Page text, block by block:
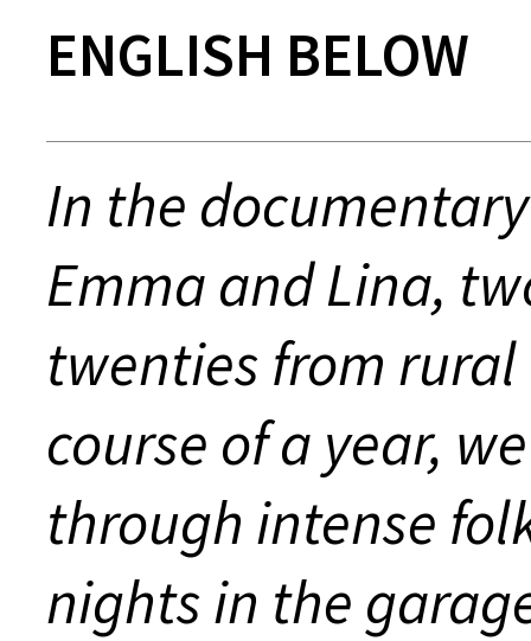
ENGLISH BELOW
In the
Emma and Lina,
twenties from
course of a year,
through intense
nights in the